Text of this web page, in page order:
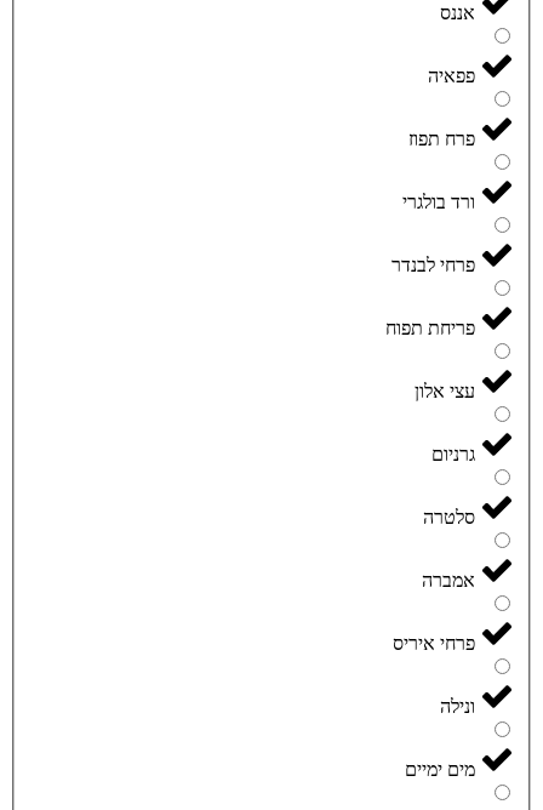
אננס
פפאיה
פרח תפוז
ורד בולגרי
פרחי לבנדר
פריחת תפוח
עצי אלון
גרניום
סלטרה
אמברה
פרחי איריס
ונילה
מים ימיים